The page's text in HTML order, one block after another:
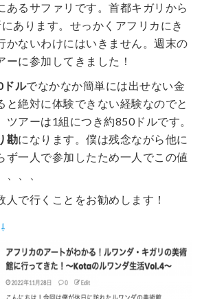
あるサファリです。首都キガリから
あります。せっかくアフリカにき
かないわけにはいきません。週末の
に参加してきました！
ドルでなかなか簡単には出せない金
と絶対に体験できない経験なのでと
ツアーは1組につき約850ドルです。
勘になります。僕は残念ながら他に
ず一人で参加したため一人でこの値
、、
人で行くことをお勧めします！